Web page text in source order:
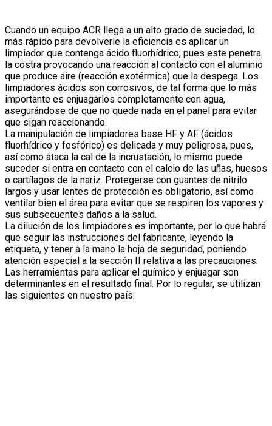
Cuando un equipo ACR llega a un alto grado de suciedad, lo
más rápido para devolverle la eficiencia es aplicar un
limpiador que contenga ácido fluorhídrico, pues este penetra
la costra provocando una reacción al contacto con el aluminio
que produce aire (reacción exotérmica) que la despega. Los
limpiadores ácidos son corrosivos, de tal forma que lo más
importante es enjuagarlos completamente con agua,
asegurándose de que no quede nada en el panel para evitar
que sigan reaccionando.
La manipulación de limpiadores base HF y AF (ácidos
fluorhídrico y fosfórico) es delicada y muy peligrosa, pues,
así como ataca la cal de la incrustación, lo mismo puede
suceder si entra en contacto con el calcio de las uñas, huesos
o cartílagos de la nariz. Protegerse con guantes de nitrilo
largos y usar lentes de protección es obligatorio, así como
ventilar bien el área para evitar que se respiren los vapores y
sus subsecuentes daños a la salud.
La dilución de los limpiadores es importante, por lo que habrá
que seguir las instrucciones del fabricante, leyendo la
etiqueta, y tener a la mano la hoja de seguridad, poniendo
atención especial a la sección II relativa a las precauciones.
Las herramientas para aplicar el químico y enjuagar son
determinantes en el resultado final. Por lo regular, se utilizan
las siguientes en nuestro país: